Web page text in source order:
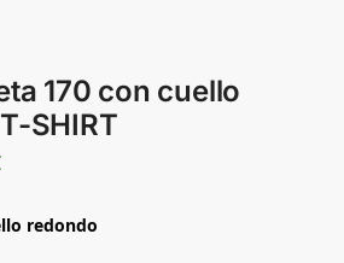
170 con cuello
SHIRT
redondo